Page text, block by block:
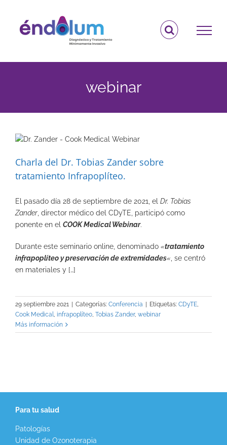
contenido
webinar
Charla del Dr. Tobias Zander sobre
tratamiento Infrapoplíteo.
El pasado día 28 de septiembre de 2021, el Dr. Tobias
Zander , director médico del CDyTE, participó como
ponente en el COOK Medical Webinar.
Durante este seminario online, denominado «tratamiento
infrapoplíteoy preservación de extremidades« , se centró
en materiales y […]
29 septiembre 2021 Categorías: Conferencia Etiquetas: CDyTE,
Cook Medical, infrapoplíteo, Tobias Zander, webinar
Más información
Para tu salud
Patologías
Unidad de Ozonoterapia